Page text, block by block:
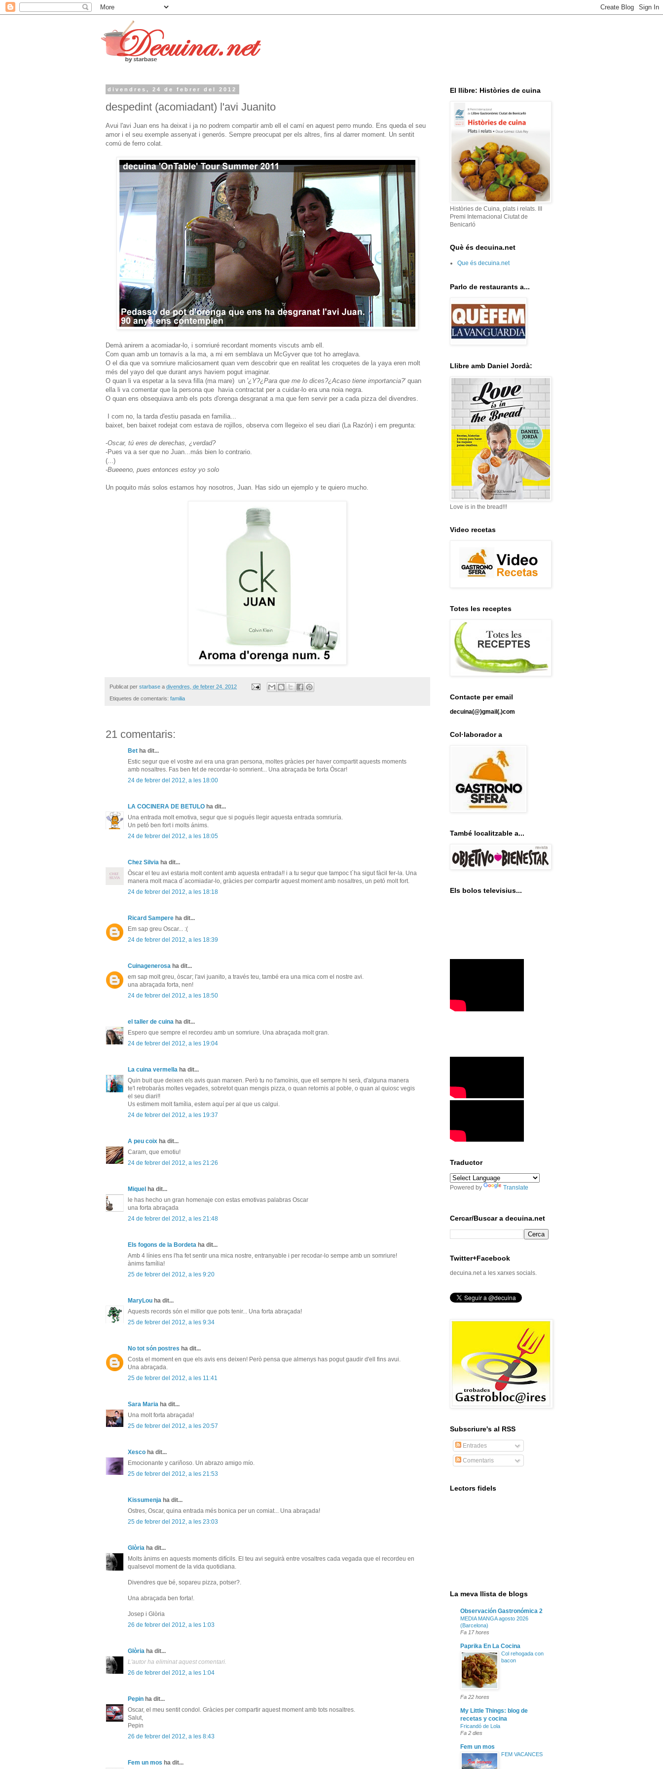
divendres, 24 de febrer del 2012
despedint (acomiadant) l'avi Juanito
Avui l'avi Juan ens ha deixat i ja no podrem compartir amb ell el camí en aquest perro mundo. Ens queda el seu
amor i el seu exemple assenyat i generós. Sempre preocupat per els altres, fins al darrer moment. Un sentit
comú de ferro colat.
Demà anirem a acomiadar-lo, i somriuré recordant moments viscuts amb ell.
Com quan amb un tornavís a la ma, a mi em semblava un McGyver que tot ho arreglava.
O el dia que va somriure maliciosament quan vem descobrir que en realitat les croquetes de la yaya eren molt
més del yayo del que durant anys haviem pogut imaginar.
O quan li va espetar a la seva filla (ma mare) un '¿Y?¿Para que me lo dices?¿Acaso tiene importancia?' quan
ella li va comentar que la persona que havia contractat per a cuidar-lo era una noia negra.
O quan ens obsequiava amb els pots d'orenga desgranat a ma que fem servir per a cada pizza del divendres.
I com no, la tarda d'estiu pasada en familia...
baixet, ben baixet rodejat com estava de rojillos, observa com llegeixo el seu diari (La Razón) i em pregunta:
-Oscar, tú eres de derechas, ¿verdad?
-Pues va a ser que no Juan...más bien lo contrario.
(...)
-Bueeeno, pues entonces estoy yo solo
Un poquito más solos estamos hoy nosotros, Juan. Has sido un ejemplo y te quiero mucho.
Publicat per starbase a divendres, de febrer 24, 2012
Etiquetes de comentaris: familia
21 comentaris:
Bet ha dit...
Estic segur que el vostre avi era una gran persona, moltes gràcies per haver compartit aquests moments
amb nosaltres. Fas ben fet de recordar-lo somrient... Una abraçada be forta Òscar!
24 de febrer del 2012, a les 18:00
LA COCINERA DE BETULO ha dit...
Una entrada molt emotiva, segur que si pogués llegir aquesta entrada somriuría.
Un petó ben fort i molts ánims.
24 de febrer del 2012, a les 18:05
Chez Silvia ha dit...
Òscar el teu avi estaria molt content amb aquesta entrada!! i a tu segur que tampoc t´ha sigut fàcil fer-la. Una
manera molt maca d´acomiadar-lo, gràcies per compartir aquest moment amb nosaltres, un petó molt fort.
24 de febrer del 2012, a les 18:18
Ricard Sampere ha dit...
Em sap greu Oscar... :(
24 de febrer del 2012, a les 18:39
Cuinagenerosa ha dit...
em sap molt greu, òscar; l'avi juanito, a través teu, també era una mica com el nostre avi.
una abraçada forta, nen!
24 de febrer del 2012, a les 18:50
el taller de cuina ha dit...
Espero que sempre el recordeu amb un somriure. Una abraçada molt gran.
24 de febrer del 2012, a les 19:04
La cuina vermella ha dit...
Quin buit que deixen els avis quan marxen. Però tu no t'amoïnis, que ell sempre hi serà, d'alguna manera
te'l retrobaràs moltes vegades, sobretot quan mengis pizza, o quan retornis al poble, o quan al quiosc vegis
el seu diari!!
Us estimem molt família, estem aquí per al que us calgui.
24 de febrer del 2012, a les 19:37
A peu coix ha dit...
Caram, que emotiu!
24 de febrer del 2012, a les 21:26
Miquel ha dit...
le has hecho un gran homenaje con estas emotivas palabras Oscar
una forta abraçada
24 de febrer del 2012, a les 21:48
Els fogons de la Bordeta ha dit...
Amb 4 línies ens l'ha fet sentir una mica nostre, entranyable i per recodar-lo sempe amb un somriure!
ànims família!
25 de febrer del 2012, a les 9:20
MaryLou ha dit...
Aquests records són el millor que pots tenir... Una forta abraçada!
25 de febrer del 2012, a les 9:34
No tot són postres ha dit...
Costa el moment en que els avis ens deixen! Però pensa que almenys has pogut gaudir d'ell fins avui.
Una abraçada.
25 de febrer del 2012, a les 11:41
Sara Maria ha dit...
Una molt forta abraçada!
25 de febrer del 2012, a les 20:57
Xesco ha dit...
Emocionante y cariñoso. Un abrazo amigo mío.
25 de febrer del 2012, a les 21:53
Kissumenja ha dit...
Ostres, Oscar, quina entrada més bonica per un comiat... Una abraçada!
25 de febrer del 2012, a les 23:03
Glòria ha dit...
Molts ànims en aquests moments difícils. El teu avi seguirà entre vosaltres cada vegada que el recordeu en
qualsevol moment de la vida quotidiana.
Divendres que bé, sopareu pizza, potser?.
Una abraçada ben forta!.
Josep i Glòria
26 de febrer del 2012, a les 1:03
Glòria ha dit...
L'autor ha eliminat aquest comentari.
26 de febrer del 2012, a les 1:04
Pepin ha dit...
Oscar, el meu sentit condol. Gràcies per compartir aquest moment amb tots nosaltres.
Salut,
Pepin
26 de febrer del 2012, a les 8:43
Fem un mos ha dit...
El llibre: Històries de cuina
Històries de Cuina, plats i relats. III
Premi Internacional Ciutat de
Benicarló
Què és decuina.net
Que és decuina.net
Parlo de restaurants a...
Llibre amb Daniel Jordà:
Love is in the bread!!!
Video recetas
Totes les receptes
Contacte per email
decuina(@)gmail(.)com
Col·laborador a
També localitzable a...
Els bolos televisius...
Traductor
Powered by Translate
Cercar/Buscar a decuina.net
Twitter+Facebook
decuina.net a les xarxes socials.
Subscriure's al RSS
Entrades
Comentaris
Lectors fidels
La meva llista de blogs
Observación Gastronómica 2
MEDIA MANGA agosto 2026
(Barcelona)
Fa 17 hores
Paprika En La Cocina
Col rehogada con
bacon
Fa 22 hores
My Little Things: blog de
recetas y cocina
Fricandó de Lola
Fa 2 dies
Fem un mos
FEM VACANCES